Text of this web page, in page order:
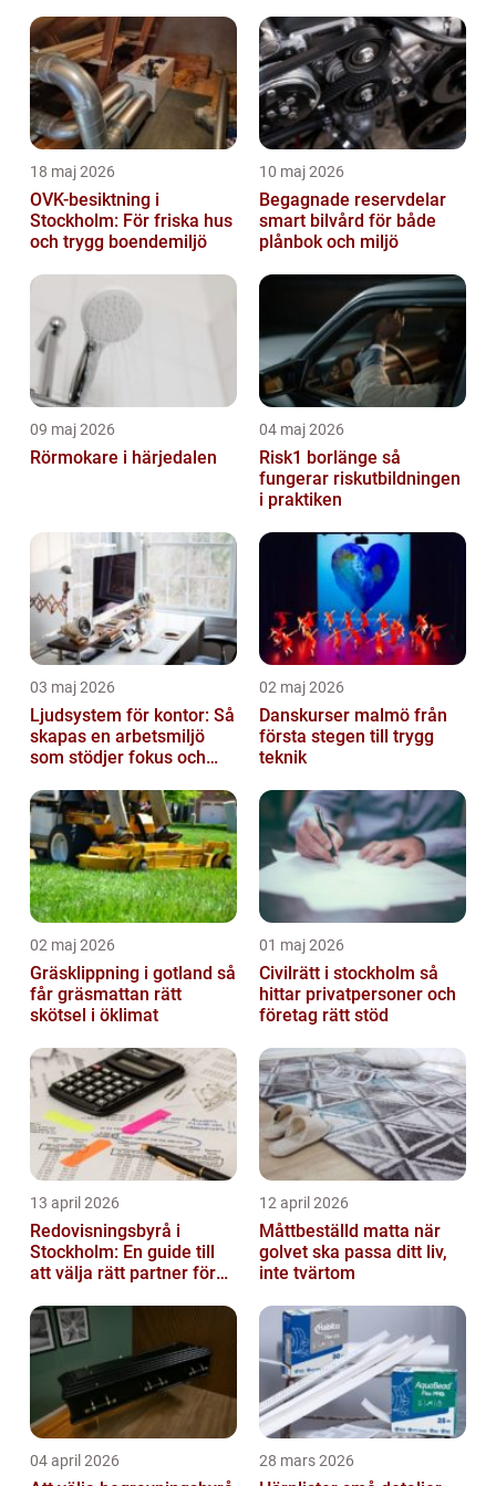
18 maj 2026
OVK-besiktning i
Stockholm: För friska hus
och trygg boendemiljö
10 maj 2026
Begagnade reservdelar
smart bilvård för både
plånbok och miljö
09 maj 2026
Rörmokare i härjedalen
04 maj 2026
Risk1 borlänge så
fungerar riskutbildningen
i praktiken
03 maj 2026
Ljudsystem för kontor: Så
skapas en arbetsmiljö
som stödjer fokus och
02 maj 2026
Danskurser malmö från
första stegen till trygg
teknik
02 maj 2026
Gräsklippning i gotland så
får gräsmattan rätt
skötsel i öklimat
01 maj 2026
Civilrätt i stockholm så
hittar privatpersoner och
företag rätt stöd
13 april 2026
Redovisningsbyrå i
Stockholm: En guide till
att välja rätt partner för
12 april 2026
Måttbeställd matta när
golvet ska passa ditt liv,
inte tvärtom
04 april 2026 28 mars 2026